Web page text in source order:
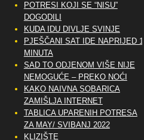
POTRESI KOJI SE “NISU”
DOGODILI
KUDA IDU DIVLJE SVINJE
PJEŠČANI SAT IDE NAPRIJED 10
MINUTA
SAD TO ODJENOM VIŠE NIJE
NEMOGUĆE – PREKO NOĆI
KAKO NAIVNA SOBARICA
ZAMIŠLJA INTERNET
TABLICA UPARENIH POTRESA
ZA MAY/ SVIBANJ 2022
KLIZIŠTE